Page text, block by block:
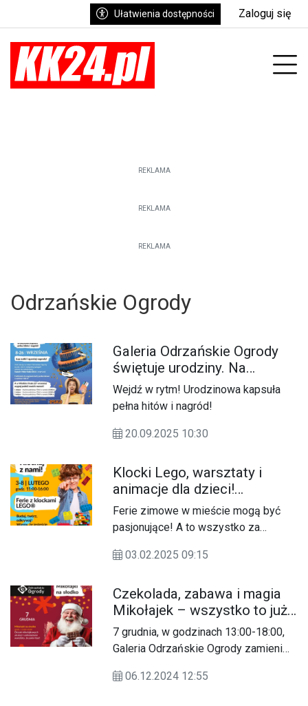
Ułatwienia dostępności Zaloguj się
REKLAMA
REKLAMA
REKLAMA
Odrzańskie Ogrody
Galeria Odrzańskie Ogrody
świętuje urodziny. Na
klientów czeka pełna hitów i
nagród!
Wejdź w rytm! Urodzinowa kapsuła
pełna hitów i nagród!
20.09.2025 10:30
Klocki Lego, warsztaty i
animacje dla dzieci!
Odrzańskie Ogrody
zapraszają do odwiedzin
podczas ferii
Ferie zimowe w mieście mogą być
pasjonujące! A to wszystko za
Odrzańskie Ogrody przygotowały dla
Kędzierzyna-Koźla!
03.02.2025 09:15
Czekolada, zabawa i magia
Mikołajek – wszystko to już
w najbliższą sobotę
znajdziecie w Galerii
Odrzańskie Ogrody!
7 grudnia, w godzinach 13:00-18:00,
Galeria Odrzańskie Ogrody zamieni
niespodzianek i radości!
06.12.2024 12:55